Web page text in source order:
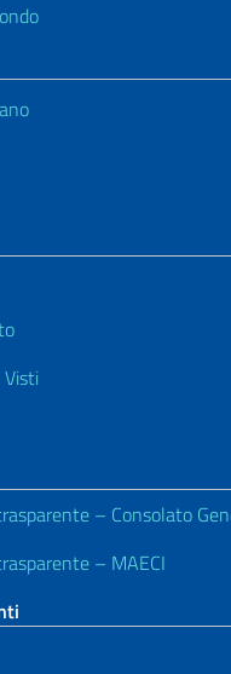
– Consolato
– MAECI